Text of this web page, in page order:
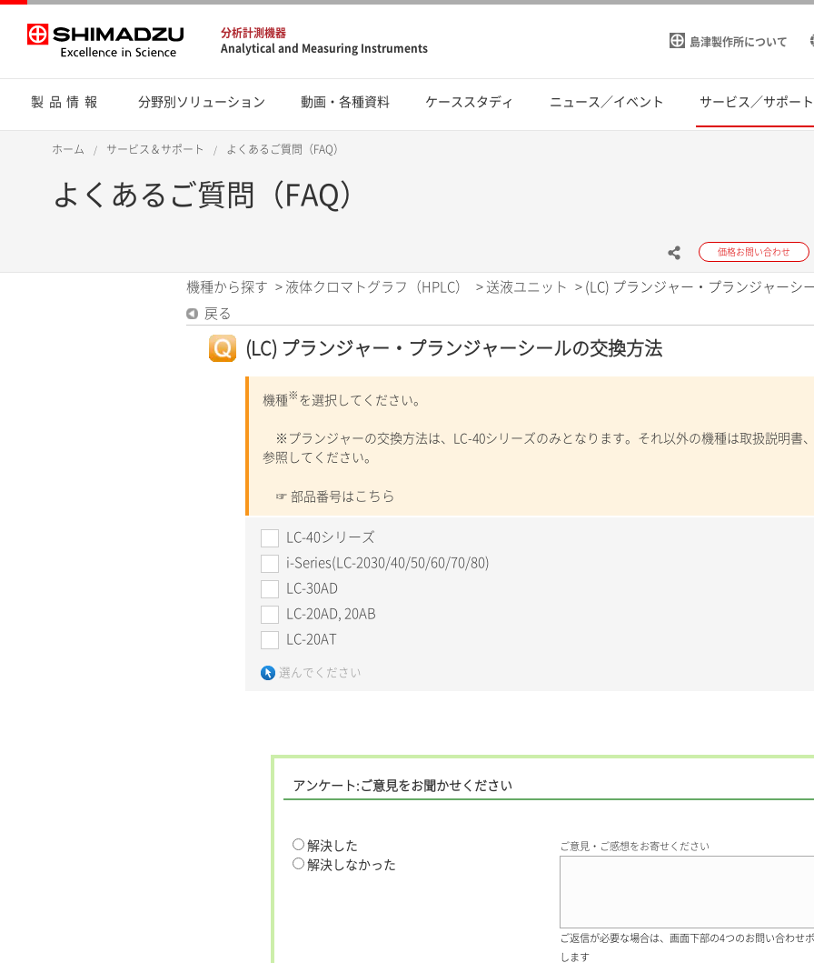
分析計測機器
Analytical and Measuring Instruments
島津製作所について
製品情報 分野別ソリューション 動画・各種資料 ケーススタディ ニュース／イベント サービス／サポート
ホーム サービス＆サポート よくあるご質問（FAQ）
よくあるご質問（FAQ）
価格お問い合わせ
機種から探す > 液体クロマトグラフ（HPLC） > 送液ユニット > (LC) プランジャー・プランジャーシ
戻る
(LC) プランジャー・プランジャーシールの交換方法
機種※ を選択してください。
※プランジャーの交換方法は、LC-40シリーズのみとなります。それ以外の機種は取扱説明書
参照してください。
☞ 部品番号は こちら
LC-40シリーズ
i-Series(LC-2030/40/50/60/70/80)
LC-30AD
LC-20AD, 20AB
LC-20AT
選んでください
アンケート:ご意見をお聞かせください
解決した
解決しなかった
ご意見・ご感想をお寄せください
ご返信が必要な場合は、画面下部の4つのお問い合わせ
します